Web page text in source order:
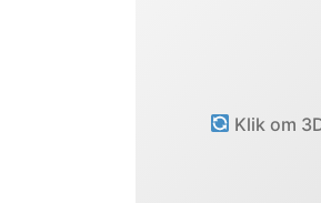
Klik om